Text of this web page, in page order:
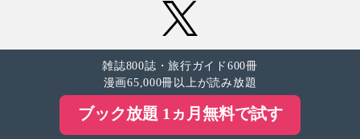
雑誌800誌・旅行ガイド600冊
漫画65,000冊以上が読み放題
ブック放題 1ヵ月無料で試す